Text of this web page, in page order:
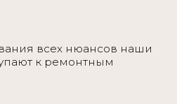
всех нюансов наши
к ремонтным